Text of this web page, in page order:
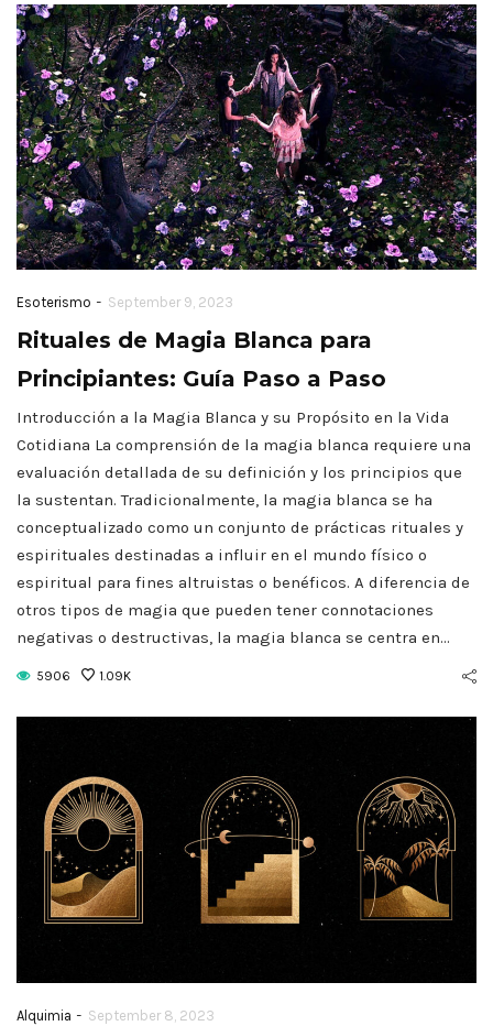
Esoterismo - September 9, 2023
Rituales de Magia Blanca para
Principiantes: Guía Paso a Paso
Introducción a la Magia Blanca y su Propósito en la Vida
Cotidiana La comprensión de la magia blanca requiere una
evaluación detallada de su definición y los principios que
la sustentan. Tradicionalmente, la magia blanca se ha
conceptualizado como un conjunto de prácticas rituales y
espirituales destinadas a influir en el mundo físico o
espiritual para fines altruistas o benéficos. A diferencia de
otros tipos de magia que pueden tener connotaciones
negativas o destructivas, la magia blanca se centra en…
5906 1.09K
Alquimia - September 8, 2023